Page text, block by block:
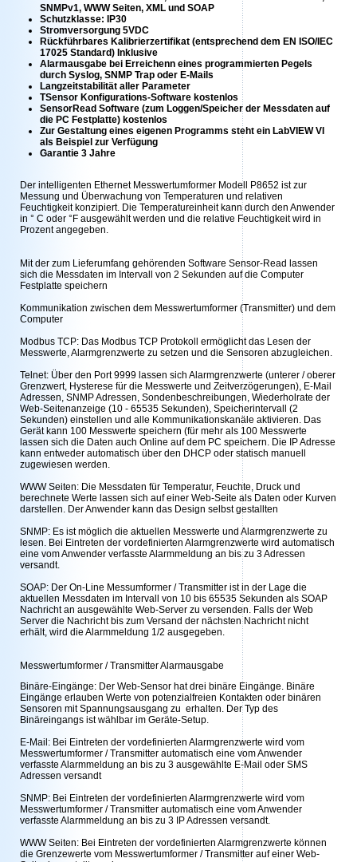
SNMPv1, WWW Seiten, XML und SOAP
Schutzklasse: IP30
Stromversorgung 5VDC
Rückführbares Kalibrierzertifikat (entsprechend dem EN ISO/IEC
17025 Standard) Inklusive
Alarmausgabe bei Erreichenn eines programmierten Pegels
durch Syslog, SNMP Trap oder E-Mails
Langzeitstabilität aller Parameter
TSensor Konfigurations-Software kostenlos
SensorRead Software (zum Loggen/Speicher der Messdaten auf
die PC Festplatte) kostenlos
Zur Gestaltung eines eigenen Programms steht ein LabVIEW VI
als Beispiel zur Verfügung
Garantie 3 Jahre
Der intelligenten Ethernet Messwertumformer Modell P8652 ist zur
Messung und Überwachung von Temperaturen und relativen
Feuchtigkeit konzipiert. Die Temperatureinheit kann durch den Anwender
in ° C oder °F ausgewählt werden und die relative Feuchtigkeit wird in
Prozent angegeben.
Mit der zum Lieferumfang gehörenden Software Sensor-Read lassen
sich die Messdaten im Intervall von 2 Sekunden auf die Computer
Festplatte speichern
Kommunikation zwischen dem Messwertumformer (Transmitter) und dem
Computer
Modbus TCP: Das Modbus TCP Protokoll ermöglicht das Lesen der
Messwerte, Alarmgrenzwerte zu setzen und die Sensoren abzugleichen.
Telnet: Über den Port 9999 lassen sich Alarmgrenzwerte (unterer / oberer
Grenzwert, Hysterese für die Messwerte und Zeitverzögerungen), E-Mail
Adressen, SNMP Adressen, Sondenbeschreibungen, Wiederholrate der
Web-Seitenanzeige (10 - 65535 Sekunden), Speicherintervall (2
Sekunden) einstellen und alle Kommunikationskanäle aktivieren. Das
Gerät kann 100 Messwerte speichern (für mehr als 100 Messwerte
lassen sich die Daten auch Online auf dem PC speichern. Die IP Adresse
kann entweder automatisch über den DHCP oder statisch manuell
zugewiesen werden.
WWW Seiten: Die Messdaten für Temperatur, Feuchte, Druck und
berechnete Werte lassen sich auf einer Web-Seite als Daten oder Kurven
darstellen. Der Anwender kann das Design selbst gestallten
SNMP: Es ist möglich die aktuellen Messwerte und Alarmgrenzwerte zu
lesen. Bei Eintreten der vordefinierten Alarmgrenzwerte wird automatisch
eine vom Anwender verfasste Alarmmeldung an bis zu 3 Adressen
versandt.
SOAP: Der On-Line Messumformer / Transmitter ist in der Lage die
aktuellen Messdaten im Intervall von 10 bis 65535 Sekunden als SOAP
Nachricht an ausgewählte Web-Server zu versenden. Falls der Web
Server die Nachricht bis zum Versand der nächsten Nachricht nicht
erhält, wird die Alarmmeldung 1/2 ausgegeben.
Messwertumformer / Transmitter Alarmausgabe
Binäre-Eingänge: Der Web-Sensor hat drei binäre Eingänge. Binäre
Eingänge erlauben Werte von potenzialfreien Kontakten oder binären
Sensoren mit Spannungsausgang zu erhalten. Der Typ des
Binäreingangs ist wählbar im Geräte-Setup.
E-Mail: Bei Eintreten der vordefinierten Alarmgrenzwerte wird vom
Messwertumformer / Transmitter automatisch eine vom Anwender
verfasste Alarmmeldung an bis zu 3 ausgewählte E-Mail oder SMS
Adressen versandt
SNMP: Bei Eintreten der vordefinierten Alarmgrenzwerte wird vom
Messwertumformer / Transmitter automatisch eine vom Anwender
verfasste Alarmmeldung an bis zu 3 IP Adressen versandt.
WWW Seiten: Bei Eintreten der vordefinierten Alarmgrenzwerte können
die Grenzewerte vom Messwertumformer / Transmitter auf einer Web-